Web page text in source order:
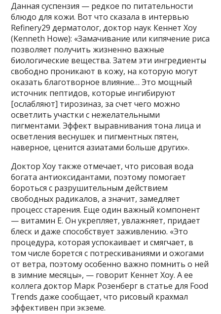
Данная суспензия — редкое по питательности
блюдо для кожи. Вот что сказала в интервью
Refinery29 дерматолог, доктор наук Кеннет Хоу
(Kenneth Howe): «Замачивание или кипячение риса
позволяет получить жизненно важные
биологические вещества. Затем эти ингредиенты
свободно проникают в кожу, на которую могут
оказать благотворное влияние… Это мощный
источник пептидов, которые ингибируют
[ослабляют] тирозиназ, за счет чего можно
осветлить участки с нежелательными
пигментами. Эффект выравнивания тона лица и
осветления веснушек и пигментных пятен,
наверное, ценится азиатами больше других».
Доктор Хоу также отмечает, что рисовая вода
богата антиоксидантами, поэтому помогает
бороться с разрушительным действием
свободных радикалов, а значит, замедляет
процесс старения. Еще один важный компонент
— витамин E. Он укрепляет, увлажняет, придает
блеск и даже способствует заживлению. «Это
процедура, которая успокаивает и смягчает, в
том числе борется с потрескиваниями и ожогами
от ветра, поэтому особенно важно помнить о ней
в зимние месяцы», — говорит Кеннет Хоу. А ее
коллега доктор Марк Розенберг в статье для Food
Trends даже сообщает, что рисовый крахмал
эффективен при экземе.